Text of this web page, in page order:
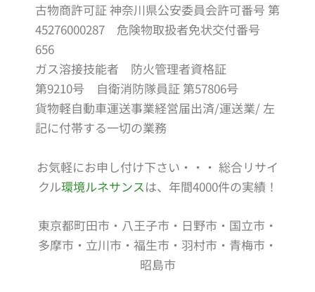
古物商許可証 神奈川県公安委員会許可番号 第
45276000287 危険物取扱者免状交付番号
656
ガス溶接技能者 防火管理者資格証
第9210号 自衛消防隊員証 第57806号
貨物軽自動車運送事業経営届出済/運送業/ 左
記に付帯する一切の業務
お気軽にお申し付け下さい・・・ 総合リサイ
クル環境ルネサンスは、年間4000件の実績！
東京都町田市・八王子市・日野市・国立市・
多摩市・立川市・福生市・羽村市・青梅市・
昭島市